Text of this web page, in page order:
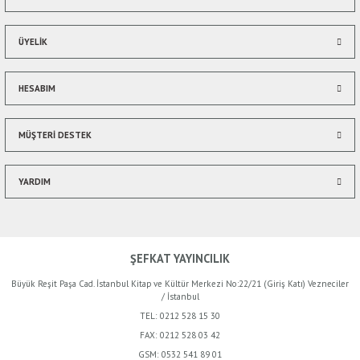
ÜYELİK
HESABIM
MÜŞTERİ DESTEK
YARDIM
ŞEFKAT YAYINCILIK
Büyük Reşit Paşa Cad. İstanbul Kitap ve Kültür Merkezi No:22/21 (Giriş Katı) Vezneciler
/ İstanbul
TEL: 0212 528 15 30
FAX: 0212 528 03 42
GSM: 0532 541 89 01